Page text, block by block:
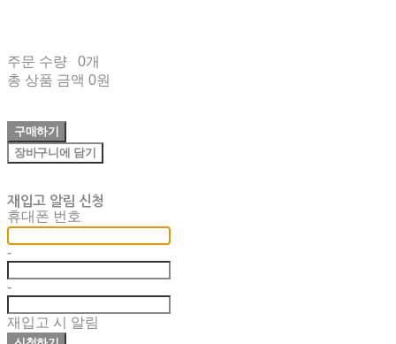
주문 수량
0개
총 상품 금액 0원
구매하기
장바구니에 담기
재입고 알림 신청
휴대폰 번호
-
-
재입고 시 알림